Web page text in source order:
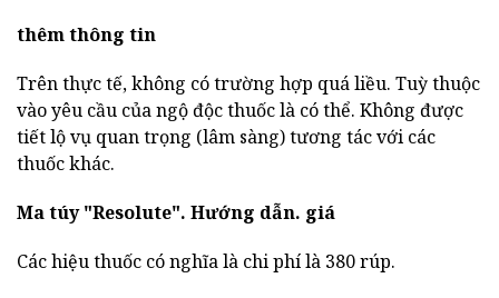
thêm thông tin
Trên thực tế, không có trường hợp quá liều. Tuỳ thuộc
vào yêu cầu của ngộ độc thuốc là có thể. Không được
tiết lộ vụ quan trọng (lâm sàng) tương tác với các
thuốc khác.
Ma túy "Resolute". Hướng dẫn. giá
Các hiệu thuốc có nghĩa là chi phí là 380 rúp.